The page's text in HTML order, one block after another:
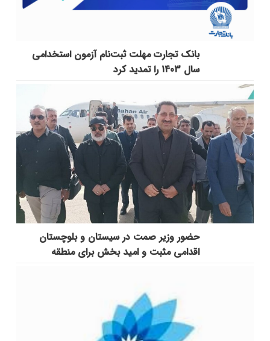
بانک تجارت مهلت ثبت‌نام آزمون استخدامی
سال 1403 را تمدید کرد
حضور وزیر صمت در سیستان و بلوچستان
اقدامی مثبت و امید بخش برای منطقه